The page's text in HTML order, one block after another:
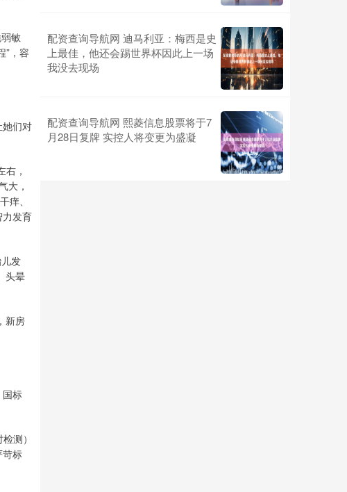
敏
”，容
她们对
，
大，
痒、
力发育
发
头晕
新房
国标
测）
苛标
配资查询导航网 迪马利亚：梅西是史
上最佳，他还会踢世界杯因此上一场
我没去现场
配资查询导航网 熙菱信息股票将于7
月28日复牌 实控人将变更为盛凝